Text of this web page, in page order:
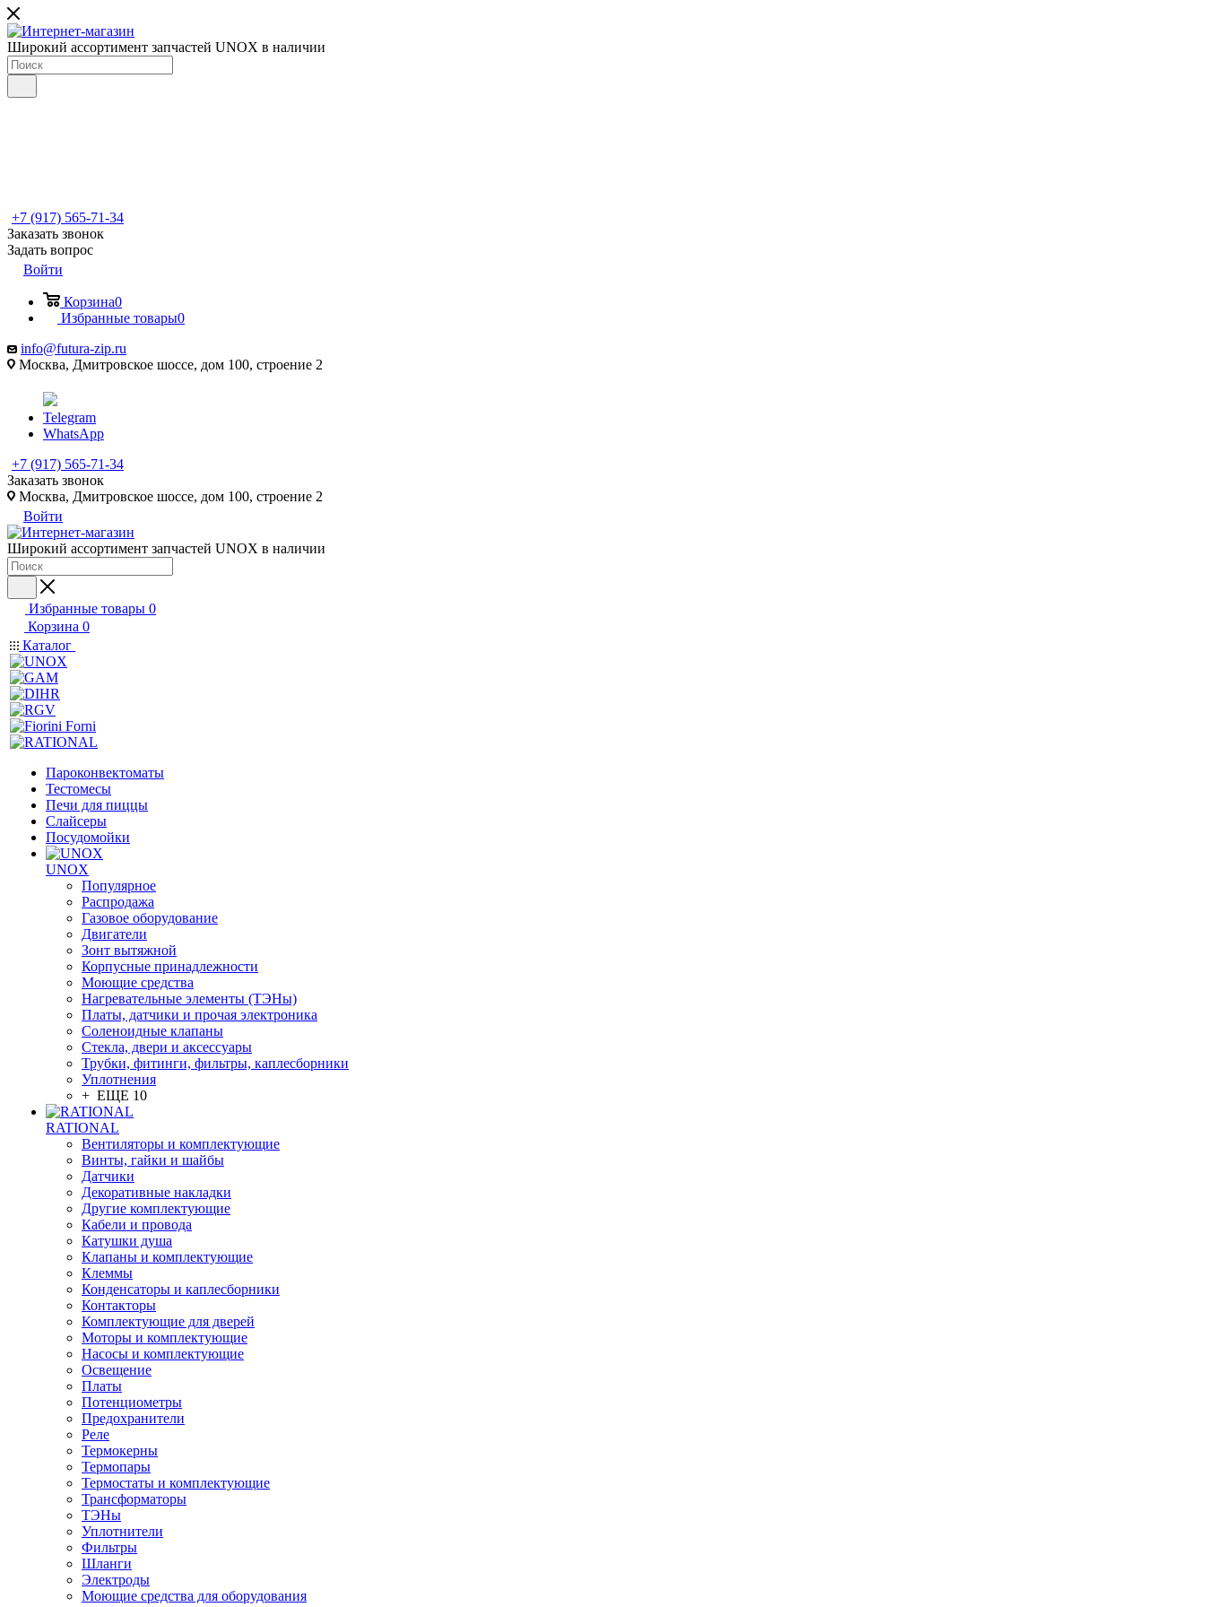
Широкий ассортимент запчастей UNOX в наличии
+7 (917) 565-71-34
Заказать звонок
Задать вопрос
Войти
Корзина0
Избранные товары0
info@futura-zip.ru
Москва, Дмитровское шоссе, дом 100, строение 2
Telegram
WhatsApp
+7 (917) 565-71-34
Заказать звонок
Москва, Дмитровское шоссе, дом 100, строение 2
Войти
Широкий ассортимент запчастей UNOX в наличии
Избранные товары 0
Корзина 0
Каталог
Пароконвектоматы
Тестомесы
Печи для пиццы
Слайсеры
Посудомойки
UNOX
Популярное
Распродажа
Газовое оборудование
Двигатели
Зонт вытяжной
Корпусные принадлежности
Моющие средства
Нагревательные элементы (ТЭНы)
Платы, датчики и прочая электроника
Соленоидные клапаны
Стекла, двери и аксессуары
Трубки, фитинги, фильтры, каплесборники
Уплотнения
+ ЕЩЕ 10
RATIONAL
Вентиляторы и комплектующие
Винты, гайки и шайбы
Датчики
Декоративные накладки
Другие комплектующие
Кабели и провода
Катушки душа
Клапаны и комплектующие
Клеммы
Конденсаторы и каплесборники
Контакторы
Комплектующие для дверей
Моторы и комплектующие
Насосы и комплектующие
Освещение
Платы
Потенциометры
Предохранители
Реле
Термокерны
Термопары
Термостаты и комплектующие
Трансформаторы
ТЭНы
Уплотнители
Фильтры
Шланги
Электроды
Моющие средства для оборудования